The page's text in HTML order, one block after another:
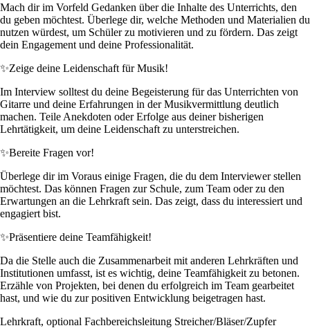
Mach dir im Vorfeld Gedanken über die Inhalte des Unterrichts, den
du geben möchtest. Überlege dir, welche Methoden und Materialien du
nutzen würdest, um Schüler zu motivieren und zu fördern. Das zeigt
dein Engagement und deine Professionalität.
✨Zeige deine Leidenschaft für Musik!
Im Interview solltest du deine Begeisterung für das Unterrichten von
Gitarre und deine Erfahrungen in der Musikvermittlung deutlich
machen. Teile Anekdoten oder Erfolge aus deiner bisherigen
Lehrtätigkeit, um deine Leidenschaft zu unterstreichen.
✨Bereite Fragen vor!
Überlege dir im Voraus einige Fragen, die du dem Interviewer stellen
möchtest. Das können Fragen zur Schule, zum Team oder zu den
Erwartungen an die Lehrkraft sein. Das zeigt, dass du interessiert und
engagiert bist.
✨Präsentiere deine Teamfähigkeit!
Da die Stelle auch die Zusammenarbeit mit anderen Lehrkräften und
Institutionen umfasst, ist es wichtig, deine Teamfähigkeit zu betonen.
Erzähle von Projekten, bei denen du erfolgreich im Team gearbeitet
hast, und wie du zur positiven Entwicklung beigetragen hast.
Lehrkraft, optional Fachbereichsleitung Streicher/Bläser/Zupfer